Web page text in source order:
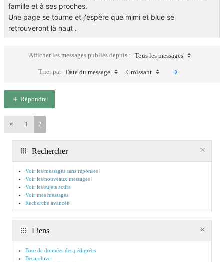
famille et à ses proches.
Une page se tourne et j'espère que mimi et blue se
retrouveront là haut .
Afficher les messages publiés depuis : Tous les messages
Trier par Date du message Croissant
Répondre
1 2
Rechercher
Voir les messages sans réponses
Voir les nouveaux messages
Voir les sujets actifs
Voir mes messages
Recherche avancée
Liens
Base de données des pédigrées
Becarchive